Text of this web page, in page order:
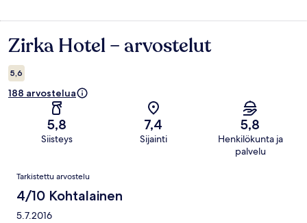
Arvostelut
Zirka Hotel – arvostelut
5,6
188 arvostelua
5,8
Siisteys
7,4
Sijainti
5,8
Henkilökunta ja
palvelu
Arvostelut
Tarkistettu arvostelu
4/10 Kohtalainen
5.7.2016